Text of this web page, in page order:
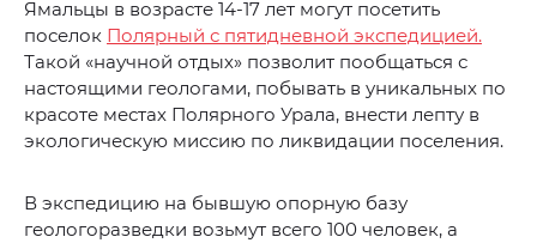
Ямальцы в возрасте 14-17 лет могут посетить
поселок Полярный с пятидневной экспедицией.
Такой «научной отдых» позволит пообщаться с
настоящими геологами, побывать в уникальных по
красоте местах Полярного Урала, внести лепту в
экологическую миссию по ликвидации поселения.
В экспедицию на бывшую опорную базу
геологоразведки возьмут всего 100 человек, а